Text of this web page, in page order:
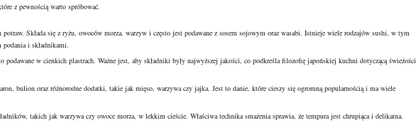
z pewnością warto spróbować.
Składa się z ryżu, owoców morza, warzyw i często jest podawane z sosem sojowym oraz wasabi. Istnieje wiele rodzajów sushi, w tym
i składnikami.
podawane w cienkich plastrach. Ważne jest, aby składniki były najwyższej jakości, co podkreśla filozofię japońskiej kuchni dotyczącą świeżości
bulion oraz różnorodne dodatki, takie jak mięso, warzywa czy jajka. Jest to danie, które cieszy się ogromną popularnością i ma wiele
takich jak warzywa czy owoce morza, w lekkim cieście. Właściwa technika smażenia sprawia, że tempura jest chrupiąca i delikatna.